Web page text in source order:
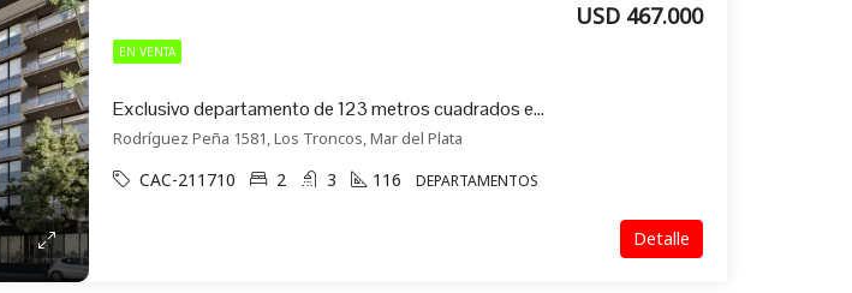
EN VENTA
Exclusivo departamento de 123 metros cuadrados en venta en Los Troncos (601)
USD 467.000
Rodríguez Peña 1581, Los Troncos, Mar del Plata
CAC-211710 2 3 116 DEPARTAMENTOS
Detalle